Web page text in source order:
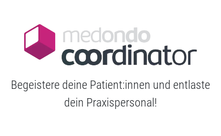
Begeistere deine Patient:innen und entlaste
dein Praxispersonal!